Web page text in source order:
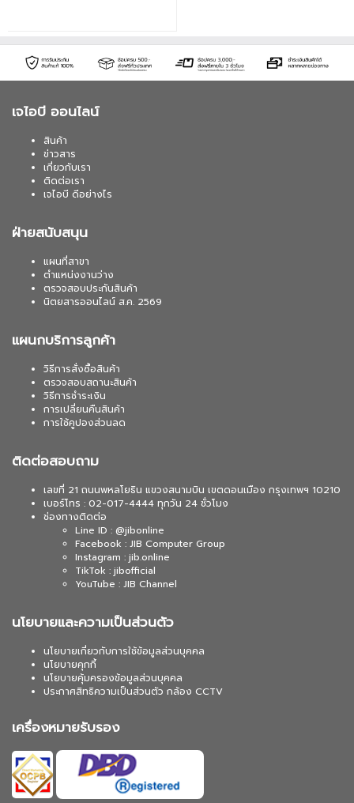
เจไอบี ออนไลน์
สินค้า
ข่าวสาร
เกี่ยวกับเรา
ติดต่อเรา
เจไอบี ดีอย่างไร
ฝ่ายสนับสนุน
แผนที่สาขา
ตำแหน่งงานว่าง
ตรวจสอบประกันสินค้า
นิตยสารออนไลน์ ส.ค. 2569
แผนกบริการลูกค้า
วิธีการสั่งซื้อสินค้า
ตรวจสอบสถานะสินค้า
วิธีการชำระเงิน
การเปลี่ยนคืนสินค้า
การใช้คูปองส่วนลด
ติดต่อสอบถาม
เลขที่ 21 ถนนพหลโยธิน แขวงสนามบิน เขตดอนเมือง กรุงเทพฯ 10210
เบอร์โทร : 02-017-4444 ทุกวัน 24 ชั่วโมง
ช่องทางติดต่อ
Line ID : @jibonline
Facebook : JIB Computer Group
Instagram : jib.online
TikTok : jibofficial
YouTube : JIB Channel
นโยบายและความเป็นส่วนตัว
นโยบายเกี่ยวกับการใช้ข้อมูลส่วนบุคคล
นโยบายคุกกี้
นโยบายคุ้มครองข้อมูลส่วนบุคคล
ประกาศสิทธิความเป็นส่วนตัว กล้อง CCTV
เครื่องหมายรับรอง